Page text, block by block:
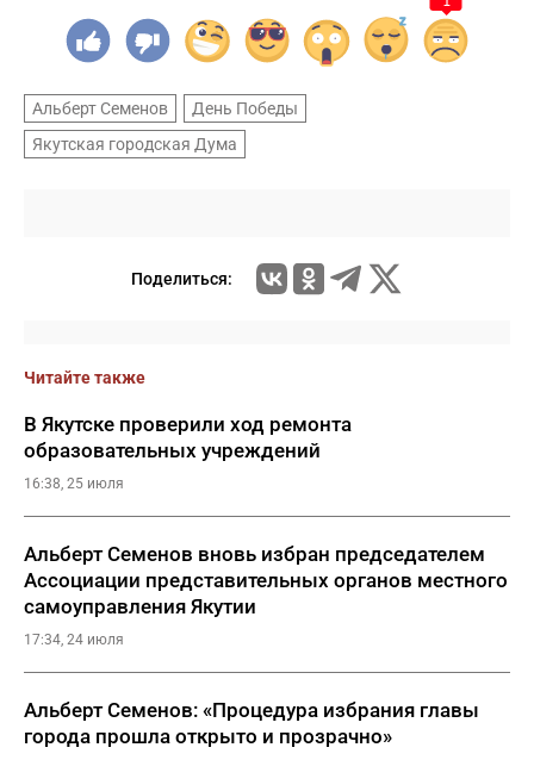
Альберт Семенов
День Победы
Якутская городская Дума
Поделиться:
Читайте также
В Якутске проверили ход ремонта
образовательных учреждений
16:38, 25 июля
Альберт Семенов вновь избран председателем
Ассоциации представительных органов местного
самоуправления Якутии
17:34, 24 июля
Альберт Семенов: «Процедура избрания главы
города прошла открыто и прозрачно»